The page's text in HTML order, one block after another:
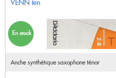
VENN ten
Anche synthétique saxophone ténor
En stock